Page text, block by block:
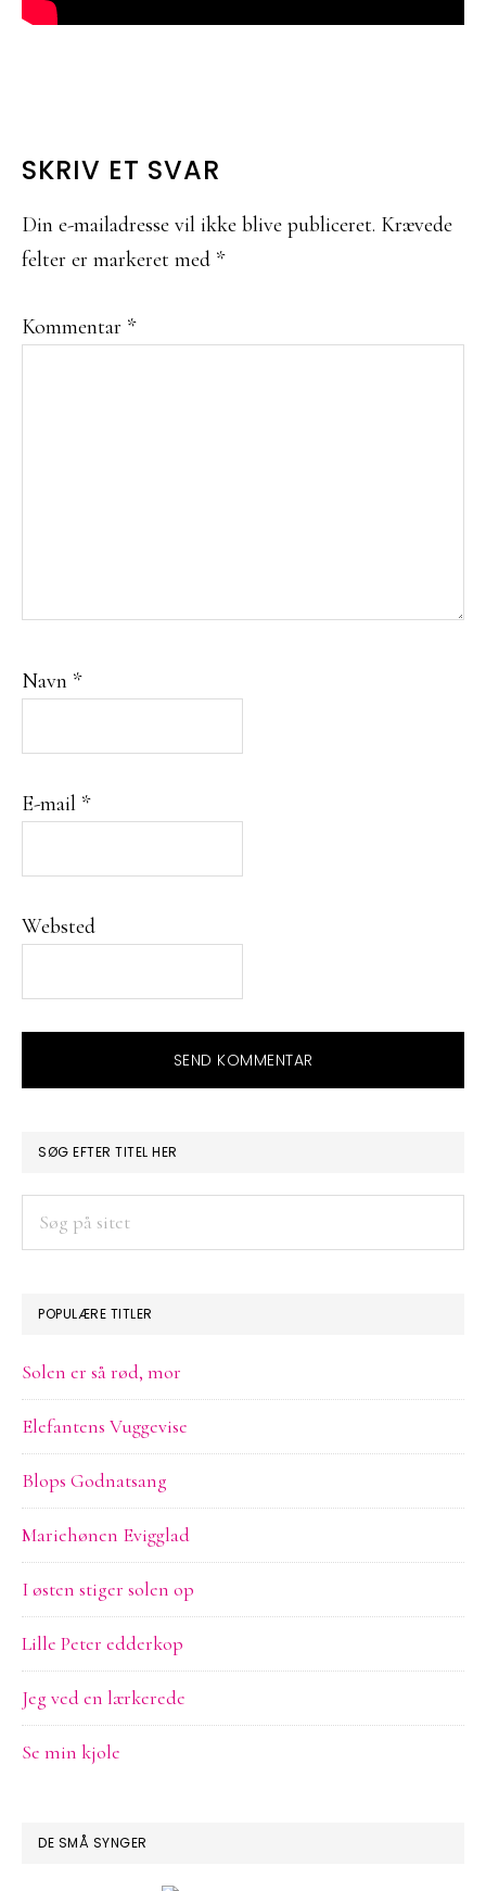
LÆSERINTERAKTIONER
SKRIV ET SVAR
Din e-mailadresse vil ikke blive publiceret. Krævede
felter er markeret med *
Kommentar *
Navn *
E-mail *
Websted
PRIMÆR
SIDEBAR
SØG EFTER TITEL HER
POPULÆRE TITLER
Solen er så rød, mor
Elefantens Vuggevise
Blops Godnatsang
Mariehønen Evigglad
I østen stiger solen op
Lille Peter edderkop
Jeg ved en lærkerede
Se min kjole
DE SMÅ SYNGER